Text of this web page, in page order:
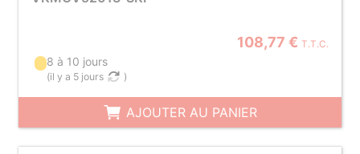
108,77 € T.T.C.
8 à 10 jours
(il y a 5 jours )
AJOUTER AU PANIER